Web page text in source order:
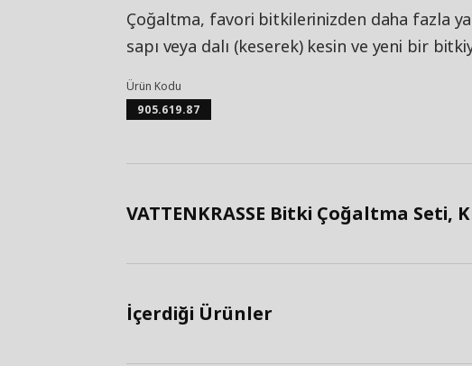
Çoğaltma, favori bitkilerinizden daha fazla
sapı veya dalı (keserek) kesin ve yeni bir
Ürün Kodu
905.619.87
VATTENKRASSE Bitki Çoğaltma
İçerdiği Ürünler